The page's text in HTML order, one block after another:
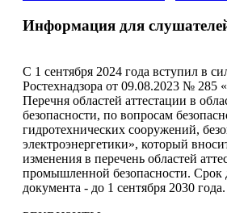
Информация для
С 1 сентября 2024 года вступил в
Ростехнадзора от 09.08.2023 № 285
Перечня областей аттестации в
безопасности, по вопросам
гидротехнических сооружений,
электроэнергетики», который
изменения в перечень областей
промышленной безопасности. Срок
документа - до 1 сентября 2030 года.